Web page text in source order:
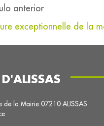
anterior
exceptionnelle de la
D'ALISSAS
de la Mairie 07210 ALISSAS